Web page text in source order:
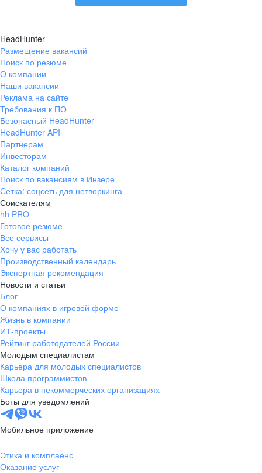
HeadHunter
Размещение вакансий
Поиск по резюме
О компании
Наши вакансии
Реклама на сайте
Требования к ПО
Безопасный HeadHunter
HeadHunter API
Партнерам
Инвесторам
Каталог компаний
Поиск по вакансиям в Инзере
Сетка: соцсеть для нетворкинга
Соискателям
hh PRO
Готовое резюме
Все сервисы
Хочу у вас работать
Производственный календарь
Экспертная рекомендация
Новости и статьи
Блог
О компаниях в игровой форме
Жизнь в компании
ИТ-проекты
Рейтинг работодателей России
Молодым специалистам
Карьера для молодых специалистов
Школа программистов
Карьера в некоммерческих организациях
Боты для уведомлений
Мобильное приложение
Этика и комплаенс
Оказание услуг